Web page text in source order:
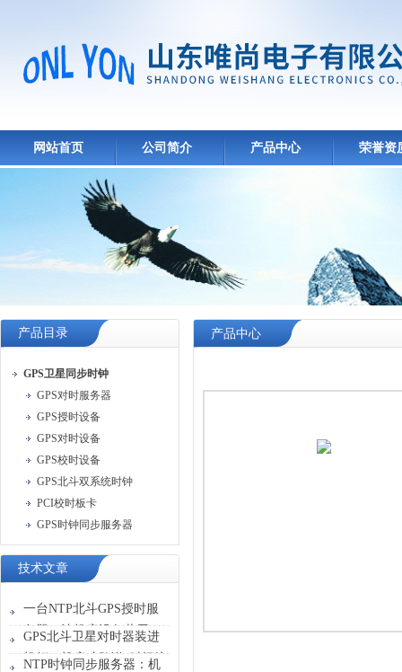
网站首页 公司简介 产品中心 荣誉资
产品目录
GPS卫星同步时钟
GPS对时服务器
GPS授时设备
GPS对时设备
GPS校时设备
GPS北斗双系统时钟
PCI校时板卡
GPS时钟同步服务器
技术文章
一台NTP北斗GPS授时服
务器，让机房设备共用一
张“时刻表”
GPS北斗卫星对时器装进
机柜，机房才敢说“时间统
NTP时钟同步服务器：机
产品中心